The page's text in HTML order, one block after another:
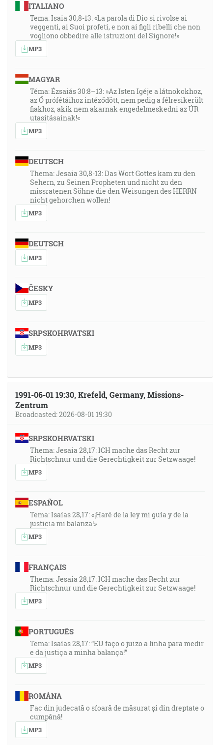
ITALIANO
Tema: Isaia 30,8-13: «La parola di Dio si rivolse ai
veggenti, ai Suoi profeti, e non ai figli ribelli che non
vogliono obbedire alle istruzioni del Signore!»
MP3
MAGYAR
Téma: Ézsaiás 30:8–13: »Az Isten Igéje a látnokokhoz,
az Ő prófétáihoz intéződött, nem pedig a félresikerült
fiakhoz, akik nem akarnak engedelmeskedni az ÚR
utasításainak!«
MP3
DEUTSCH
Thema: Jesaia 30,8-13: Das Wort Gottes kam zu den
Sehern, zu Seinen Propheten und nicht zu den
missratenen Söhne die den Weisungen des HERRN
nicht gehorchen wollen!
MP3
DEUTSCH
MP3
ČESKY
MP3
SRPSKOHRVATSKI
MP3
1991-06-01 19:30, Krefeld, Germany, Missions-
Zentrum
Broadcasted: 2026-08-01 19:30
SRPSKOHRVATSKI
Thema: Jesaia 28,17: ICH mache das Recht zur
Richtschnur und die Gerechtigkeit zur Setzwaage!
MP3
ESPAÑOL
Tema: Isaías 28,17: «¡Haré de la ley mi guía y de la
justicia mi balanza!»
MP3
FRANÇAIS
Thema: Jesaia 28,17: ICH mache das Recht zur
Richtschnur und die Gerechtigkeit zur Setzwaage!
MP3
PORTUGUÊS
Tema: Isaías 28,17: “EU faço o juizo a linha para medir
e da justiça a minha balança!”
MP3
ROMÂNA
Fac din judecată o sfoară de măsurat și din dreptate o
cumpănă!
MP3